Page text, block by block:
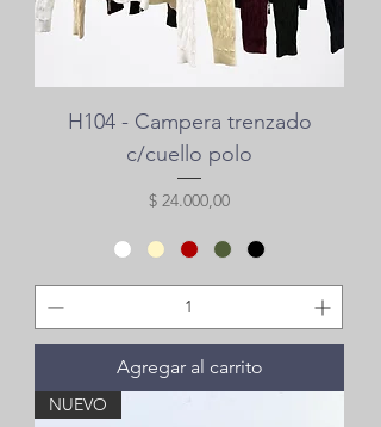
H104 - Campera trenzado
c/cuello polo
Precio
$ 24.000,00
Agregar al carrito
NUEVO